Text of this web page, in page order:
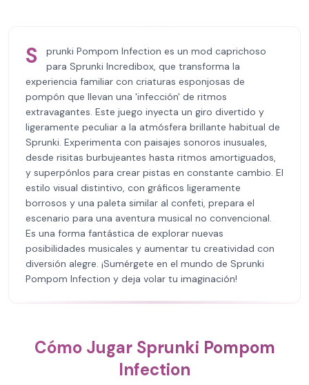
S
prunki Pompom Infection es un mod caprichoso
para Sprunki Incredibox, que transforma la
experiencia familiar con criaturas esponjosas de
pompón que llevan una 'infección' de ritmos
extravagantes. Este juego inyecta un giro divertido y
ligeramente peculiar a la atmósfera brillante habitual de
Sprunki. Experimenta con paisajes sonoros inusuales,
desde risitas burbujeantes hasta ritmos amortiguados,
y superpónlos para crear pistas en constante cambio. El
estilo visual distintivo, con gráficos ligeramente
borrosos y una paleta similar al confeti, prepara el
escenario para una aventura musical no convencional.
Es una forma fantástica de explorar nuevas
posibilidades musicales y aumentar tu creatividad con
diversión alegre. ¡Sumérgete en el mundo de Sprunki
Pompom Infection y deja volar tu imaginación!
Cómo Jugar Sprunki Pompom
Infection